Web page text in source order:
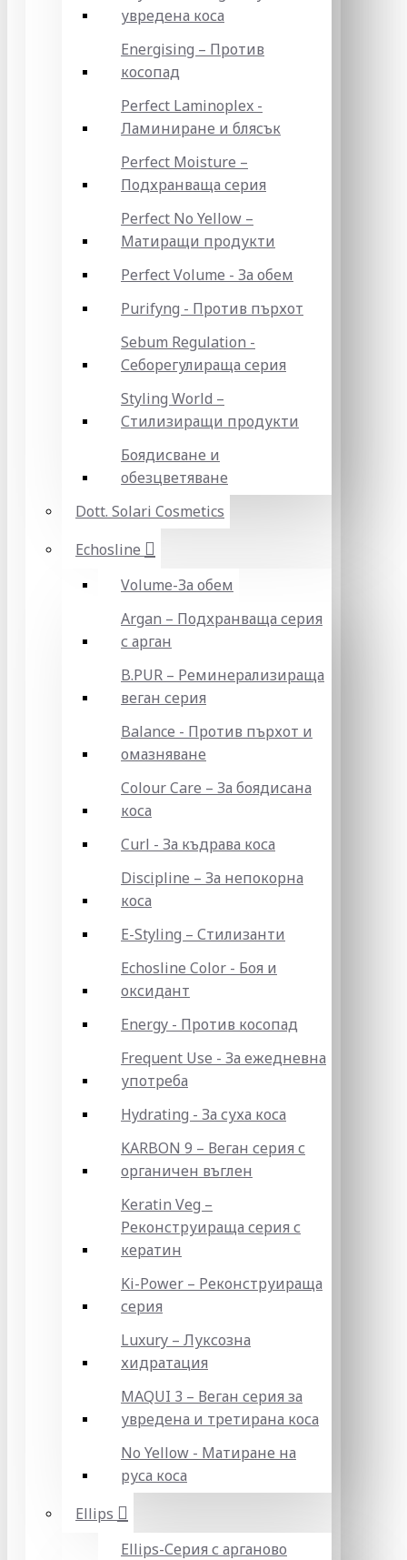
увредена коса
Energising – Против
косопад
Perfect Laminoplex -
Ламиниране и блясък
Perfect Moisture –
Подхранваща серия
Perfect No Yellow –
Матиращи продукти
Perfect Volume - За обем
Purifyng - Против пърхот
Sebum Regulation -
Себорегулираща серия
Styling World –
Стилизиращи продукти
Боядисване и
обезцветяване
Dott. Solari Cosmetics
Echosline
Volume-За обем
Argan – Подхранваща серия
с арган
B.PUR – Реминерализираща
веган серия
Balance - Против пърхот и
омазняване
Colour Care – За боядисана
коса
Curl - За къдрава коса
Discipline – За непокорна
коса
E-Styling – Стилизанти
Echosline Color - Боя и
оксидант
Energy - Против косопад
Frequent Use - За ежедневна
употреба
Hydrating - За суха коса
KARBON 9 – Веган серия с
органичен въглен
Keratin Veg –
Реконструираща серия с
кератин
Ki-Power – Реконструираща
серия
Luxury – Луксозна
хидратация
MAQUI 3 – Веган серия за
увредена и третирана коса
No Yellow - Матиране на
руса коса
Ellips
Ellips-Серия с арганово